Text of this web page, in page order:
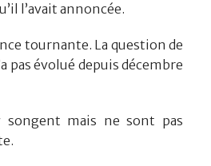
l’avait annoncée.
tournante. La question de
pas évolué depuis décembre
songent mais ne sont pas